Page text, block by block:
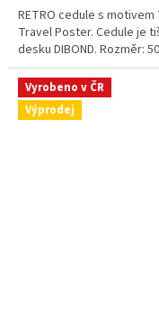
RETRO cedule s
Travel Poster. Cedule je
desku DIBOND. Rozměr:
Vyrobeno v ČR
Výprodej